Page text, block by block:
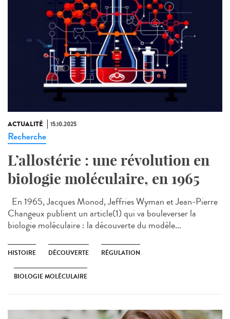
ACTUALITÉ 15.10.2025
Recherche
L’allostérie : une révolution en
biologie moléculaire, en 1965
En 1965, Jacques Monod, Jeffries Wyman et Jean-Pierre
Changeux publient un article(1) qui va bouleverser la
biologie moléculaire : la découverte du modèle...
HISTOIRE DÉCOUVERTE RÉGULATION
BIOLOGIE MOLÉCULAIRE